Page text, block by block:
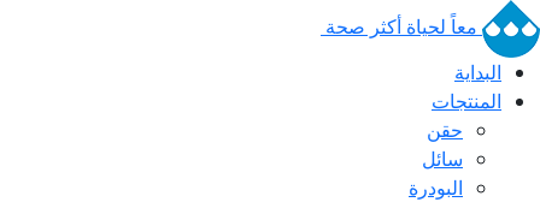
معاً لحياة أكثر صحة
البداية
المنتجات
حقن
سائل
البودرة